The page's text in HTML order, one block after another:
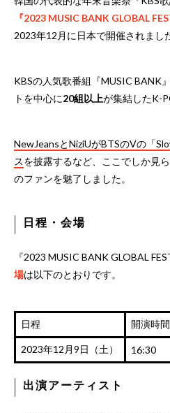
『2023 MUSIC BANK GLOBAL
2023年12月に日本で開催されまし
KBSの人気歌番組『MUSIC BANK
トを中心に20組以上が集結したK-
NewJeansとNiziUがBTSのVの「
スを披露するなど、ここでしか見
のファンを魅了しました。
日程・会場
『2023 MUSIC BANK GLOBAL
場は以下のとおりです。
日程 開演時間
2023年12月9日（土） 16:30
出演アーティスト